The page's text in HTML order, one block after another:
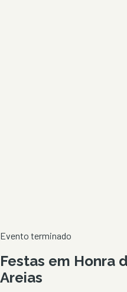
Evento terminado
Festas em Honra
Areias